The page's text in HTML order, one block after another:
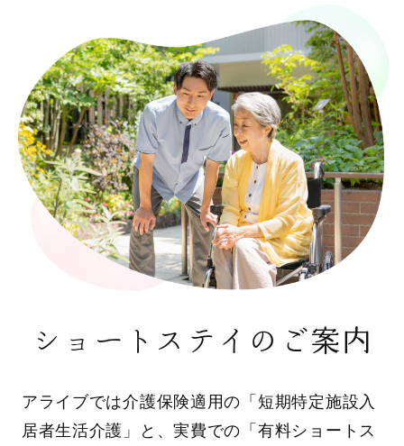
ショートステイのご案内
アライブでは介護保険適用の「短期特定施設入
居者生活介護」と、実費での「有料ショートス